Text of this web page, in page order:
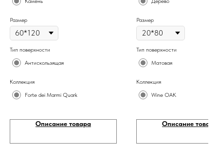
Размер
Тип поверхности
Антискользящая
Коллекция
Forte dei Marmi Quark
Описание товара
Размер
Тип поверхности
Матовая
Коллекция
Wine OAK
Описание товара